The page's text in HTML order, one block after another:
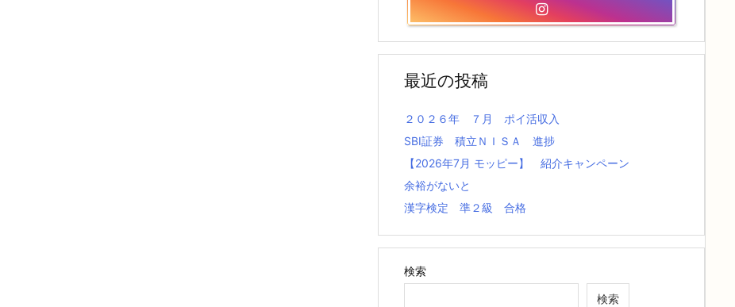
最近の投稿
２０２６年 ７月 ポイ活収入
SBI証券 積立ＮＩＳＡ 進捗
【2026年7月 モッピー】 紹介キャンペーン
余裕がないと
漢字検定 準２級 合格
検索
検索